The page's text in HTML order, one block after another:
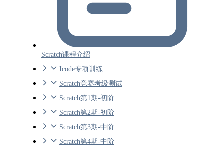
Scratch课程介绍
Icode专项训练
Scratch竞赛考级测试
Scratch第1期-初阶
Scratch第2期-初阶
Scratch第3期-中阶
Scratch第4期-中阶